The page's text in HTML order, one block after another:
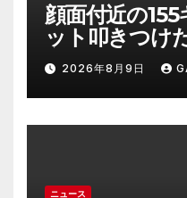
顔面付近の
ット叩きつけ
宮下朝陽に擁
必要」と球団
ス)
2026年8月9日
ニュース